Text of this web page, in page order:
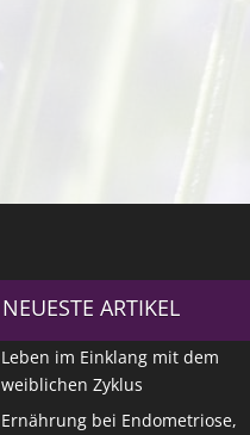
NEUESTE ARTIKEL
Leben im Einklang mit dem
weiblichen Zyklus
Ernährung bei Endometriose,